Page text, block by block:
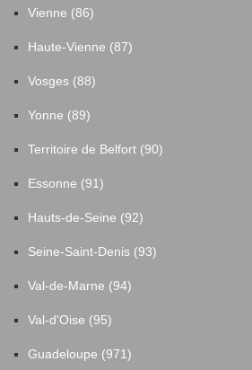
Vienne (86)
Haute-Vienne (87)
Vosges (88)
Yonne (89)
Territoire de Belfort (90)
Essonne (91)
Hauts-de-Seine (92)
Seine-Saint-Denis (93)
Val-de-Marne (94)
Val-d'Oise (95)
Guadeloupe (971)